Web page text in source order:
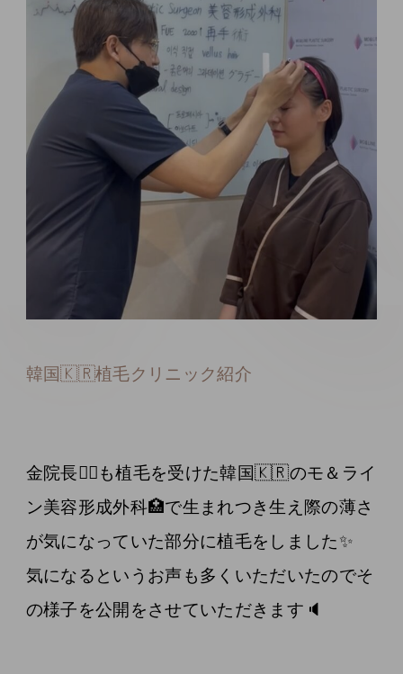
韓国🇰🇷植毛クリニック紹介
金院長👨‍⚕️も植毛を受けた韓国🇰🇷のモ＆ライ
ン美容形成外科🏥で生まれつき生え際の薄さ
が気になっていた部分に植毛をしました✨
気になるというお声も多くいただいたのでそ
の様子を公開をさせていただきます🔈